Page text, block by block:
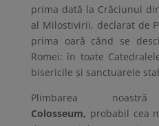
prima dată la Crăciunul
al Milostivirii, declarat de
prima oară când se
Romei: în toate
bisericile și sanctuarele
Plimbarea
Colosseum, probabil cea